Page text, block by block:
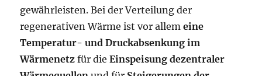
gewährleisten. Bei der Verteilung der
regenerativen Wärme ist vor allemeine
Temperatur- und Druckabsenkung im
Wärmenetz für dieEinspeisung dezentraler